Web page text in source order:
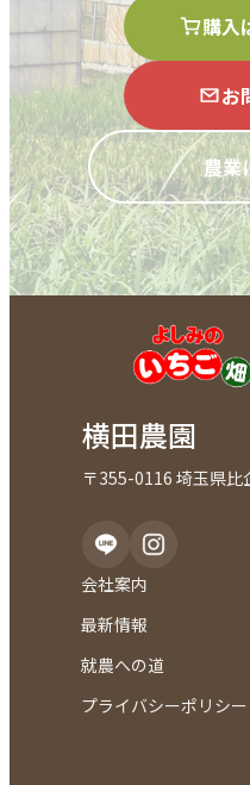
購入
お
農業
横田農園
〒355-0116 埼玉県
会社案内
最新情報
就農への道
プライバシーポリシー